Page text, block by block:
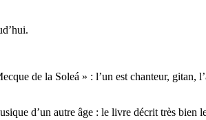
de la Soleá » : l’un est chanteur, gitan,
d’un autre âge : le livre décrit très